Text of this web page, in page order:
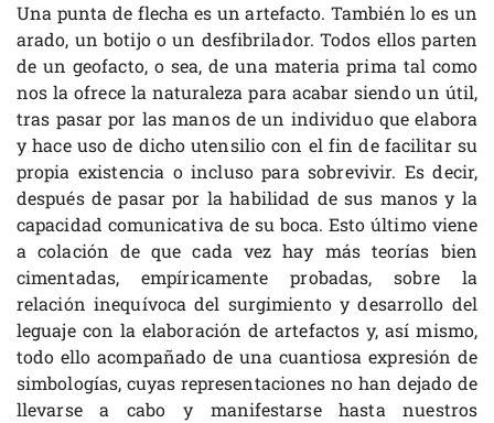
Una punta de flecha es un artefacto. También lo es un
arado, un botijo o un desfibrilador. Todos ellos parten
de un geofacto, o sea, de una materia prima tal como
nos la ofrece la naturaleza para acabar siendo un útil,
tras pasar por las manos de un individuo que elabora
y hace uso de dicho utensilio con el fin de facilitar su
propia existencia o incluso para sobrevivir. Es decir,
después de pasar por la habilidad de sus manos y la
capacidad comunicativa de su boca. Esto último viene
a colación de que cada vez hay más teorías bien
cimentadas, empíricamente probadas, sobre la
relación inequívoca del surgimiento y desarrollo del
leguaje con la elaboración de artefactos y, así mismo,
todo ello acompañado de una cuantiosa expresión de
simbologías, cuyas representaciones no han dejado de
llevarse a cabo y manifestarse hasta nuestros